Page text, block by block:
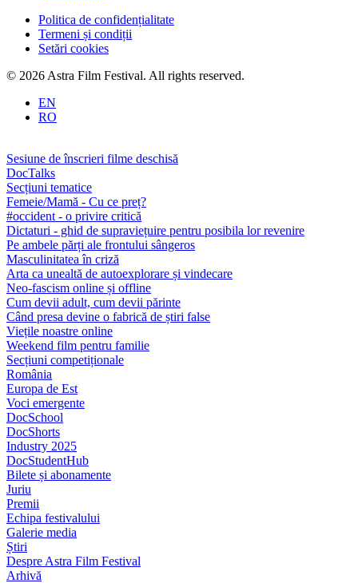
Politica de confidențialitate
Termeni și condiții
Setări cookies
© 2026 Astra Film Festival. All rights reserved.
EN
RO
Sesiune de înscrieri filme deschisă
DocTalks
Secțiuni tematice
Femeie/Mamă - Cu ce preț?
#occident - o privire critică
Dictaturi - ghid de supraviețuire pentru posibila lor revenire
Pe ambele părți ale frontului sângeros
Masculinitatea în criză
Arta ca unealtă de autoexplorare și vindecare
Neo-fascism online și offline
Cum devii adult, cum devii părinte
Când presa devine o fabrică de știri false
Viețile noastre online
Weekend film pentru familie
Secțiuni competiționale
România
Europa de Est
Voci emergente
DocSchool
DocShorts
Industry 2025
DocStudentHub
Bilete și abonamente
Juriu
Premii
Echipa festivalului
Galerie media
Știri
Despre Astra Film Festival
Arhivă